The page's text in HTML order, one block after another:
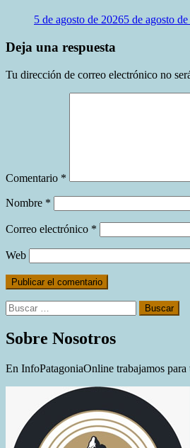
5 de agosto de 20265 de agosto
Deja una respuesta
Tu dirección de correo electrónico no
Comentario *
Nombre *
Correo electrónico *
Web
Buscar:
Sobre Nosotros
En InfoPatagoniaOnline trabajamos